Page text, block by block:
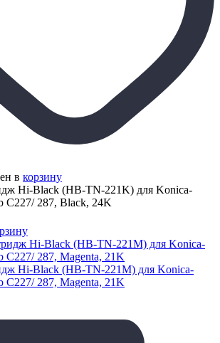
в корзину
Hi-Black (HB-TN-221K) для Konica-
C227/ 287, Black, 24K
Hi-Black (HB-TN-221M) для Konica-
C227/ 287, Magenta, 21K